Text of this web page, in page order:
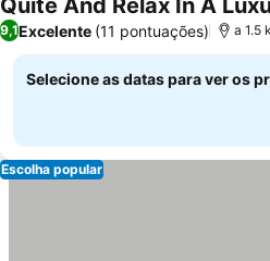
Quite And Relax In A
9,1Excelente (11 pontuações) a 1.5
Selecione as datas para ver os
Escolha popular